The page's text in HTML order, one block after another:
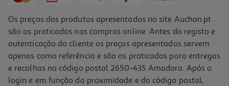
-30%
Os preços dos produtos apresentados no site Auchan.pt
são os praticados nas compras online. Antes do registo e
autenticação do cliente os preços apresentados servem
apenas como referência e são os praticados para entregas
e recolhas no código postal 2650-435 Amadora. Após o
login e em função da proximidade e do código postal,